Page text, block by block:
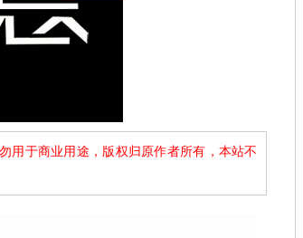
用于商业用途，版权归原作者所有，本站不